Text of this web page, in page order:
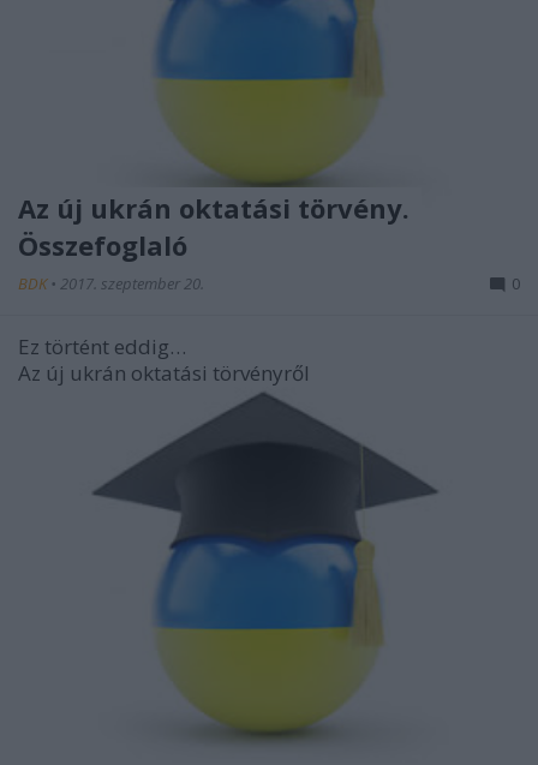
Az új ukrán oktatási törvény.
Összefoglaló
BDK • 2017. szeptember 20. 0
Ez történt eddig…
Az új ukrán oktatási törvényről